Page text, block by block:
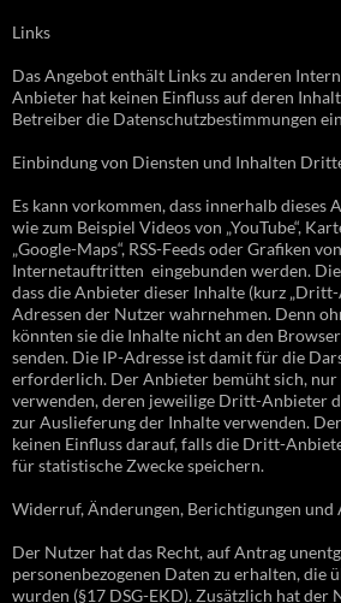
Links
Das Angebot enthält Links zu anderen
Anbieter hat keinen Einfluss auf deren
Betreiber die Datenschutzbestimmungen
Einbindung von Diensten und Inhalten
Es kann vorkommen, dass innerhalb dieses
wie zum Beispiel Videos von „YouTube“,
„Google-Maps“, RSS-Feeds oder Grafiken
Internetauftritten eingebunden werden.
dass die Anbieter dieser Inhalte (kurz
Adressen der Nutzer wahrnehmen. Denn
könnten sie die Inhalte nicht an den
senden. Die IP-Adresse ist damit für die
erforderlich. Der Anbieter bemüht sich, nur
verwenden, deren jeweilige Dritt-Anbieter
zur Auslieferung der Inhalte verwenden.
keinen Einfluss darauf, falls die Dritt-
für statistische Zwecke speichern.
Widerruf, Änderungen, Berichtigungen und
Der Nutzer hat das Recht, auf Antrag
personenbezogenen Daten zu erhalten, die
wurden (§17 DSG-EKD). Zusätzlich hat der